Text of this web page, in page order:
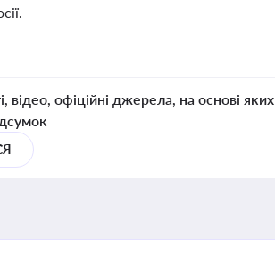
відео, офіційні джерела, на основі яких